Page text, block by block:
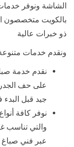
الشاشة ونوفر
بالكويت متخصصون
ذو خبرات عالية
ونقدم خدمات
نقدم خدمة
على حف
جيد قبل
نوفر كافة
والتي تناسب
عبر فني